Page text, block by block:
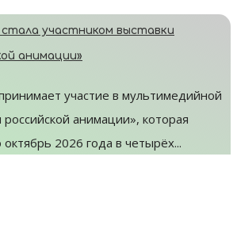
участником выставки
анимации»
участие в мультимедийной
анимации», которая
2026 года в четырёх...